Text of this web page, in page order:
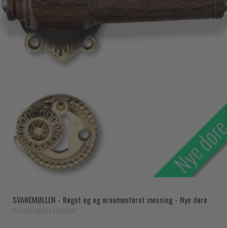
SVANEMØLLEN - Røget eg og ornamenteret messing - Nye døre